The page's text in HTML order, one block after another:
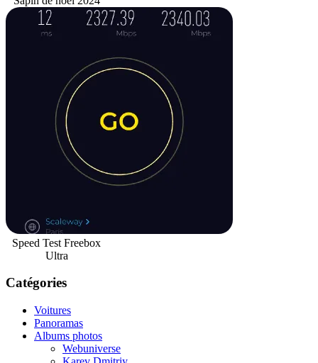
Speed Test Freebox
Ultra
Catégories
Voitures
Panoramas
Albums photos
Webuniverse